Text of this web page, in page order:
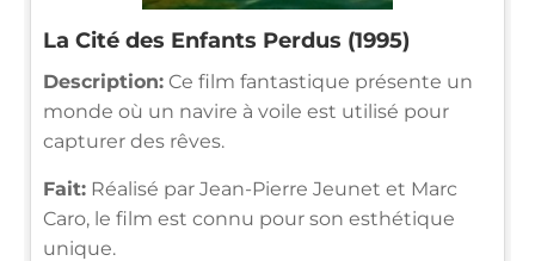
La Cité des Enfants Perdus (1995)
Description: Ce film fantastique présente un
monde où un navire à voile est utilisé pour
capturer des rêves.
Fait: Réalisé par Jean-Pierre Jeunet et Marc
Caro, le film est connu pour son esthétique
unique.